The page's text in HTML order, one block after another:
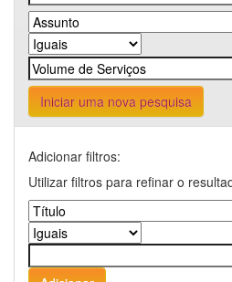
Iniciar uma nova pesquisa
Adicionar filtros:
Utilizar filtros para refinar o